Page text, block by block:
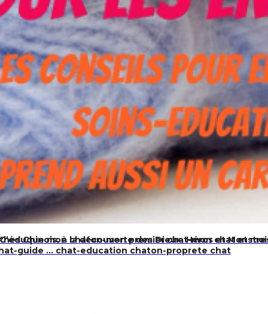
Chinois, à la découverte des Dieux, Héros et
mon chaton-mon premier chat-mon chat et
guide … chat-education chaton-proprete chat